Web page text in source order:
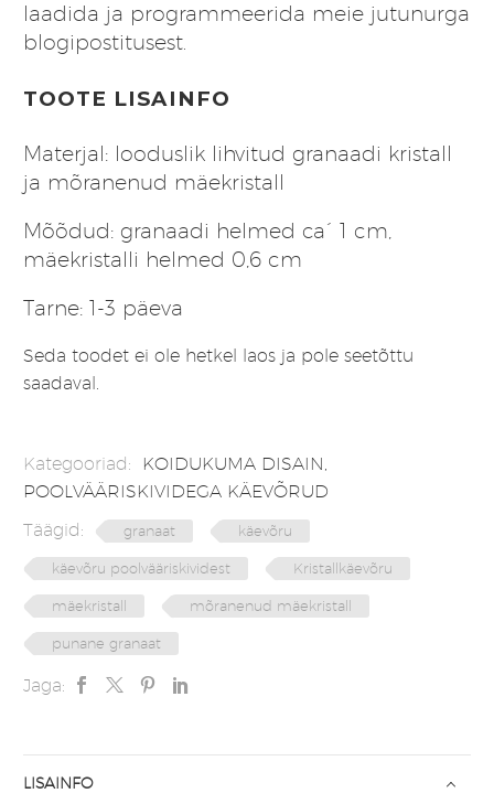
laadida ja programmeerida meie jutunurga
blogipostitusest.
TOOTE LISAINFO
Materjal: looduslik lihvitud granaadi kristall
ja mõranenud mäekristall
Mõõdud: granaadi helmed ca´ 1 cm,
mäekristalli helmed 0,6 cm
Tarne: 1-3 päeva
Seda toodet ei ole hetkel laos ja pole seetõttu
saadaval.
Kategooriad: KOIDUKUMA DISAIN,
POOLVÄÄRISKIVIDEGA KÄEVÕRUD
Täägid:
granaat käevõru
käevõru poolvääriskividest Kristallkäevõru
mäekristall mõranenud mäekristall
punane granaat
Jaga:
LISAINFO